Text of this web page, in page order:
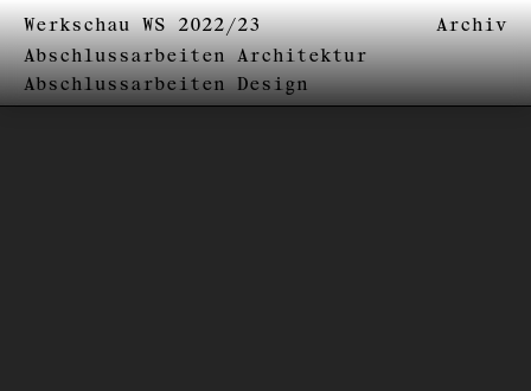
Werkschau WS 2022/23
Abschlussarbeiten Architektur
Abschlussarbeiten Design
Archiv